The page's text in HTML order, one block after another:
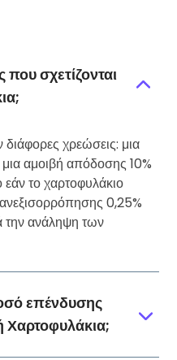
που σχετίζονται
χρεώσεις: μια
μια αμοιβή απόδοσης 10%
το χαρτοφυλάκιο
0,25%
την ανάληψη των
επένδυσης
Χαρτοφυλάκια;